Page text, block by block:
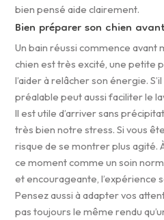
bien pensé aide clairement.
Bien préparer son chien
Un bain réussi commence avant
chien est très excité, une petite
l’aider à relâcher son énergie.
préalable peut aussi faciliter le
Il est utile d’arriver sans
très bien notre stress. Si vous
risque de se montrer plus agité.
ce moment comme un soin
et encourageante, l’expérience
Pensez aussi à adapter vos
pas toujours le même rendu